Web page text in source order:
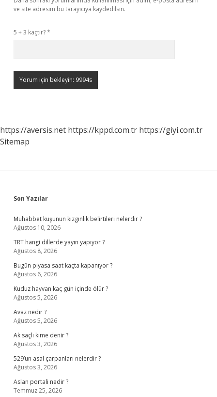
ve site adresim bu tarayıcıya kaydedilsin.
5 + 3 kaçtır?*
https://aversis.net https://kppd.com.tr https://giyi.com.tr
Sitemap
Sidebar
Son Yazılar
Muhabbet kuşunun kızgınlık belirtileri nelerdir ?
Ağustos 10, 2026
TRT hangi dillerde yayın yapıyor ?
Ağustos 8, 2026
Bugün piyasa saat kaçta kapanıyor ?
Ağustos 6, 2026
Kuduz hayvan kaç gün içinde ölür ?
Ağustos 5, 2026
Avaz nedir ?
Ağustos 5, 2026
Ak saçlı kime denir ?
Ağustos 3, 2026
529’un asal çarpanları nelerdir ?
Ağustos 3, 2026
Aslan portali nedir ?
Temmuz 25, 2026